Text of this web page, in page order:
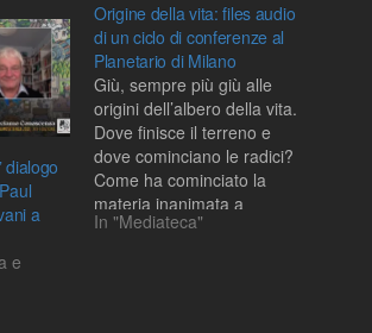
dialogo
a
e
Origine della vita: files audio
di un ciclo di conferenze al
Planetario di Milano
Giù, sempre più giù alle
origini dell’albero della vita.
Dove finisce il terreno e
dove cominciano le radici?
Come ha cominciato la
materia inanimata a
organizzarsi fino a
In "Mediateca"